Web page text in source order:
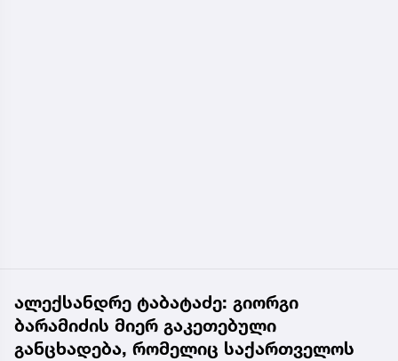
ალექსანდრე ტაბატაძე: გიორგი
ბარამიძის მიერ გაკეთებული
განცხადება, რომელიც საქართველოს